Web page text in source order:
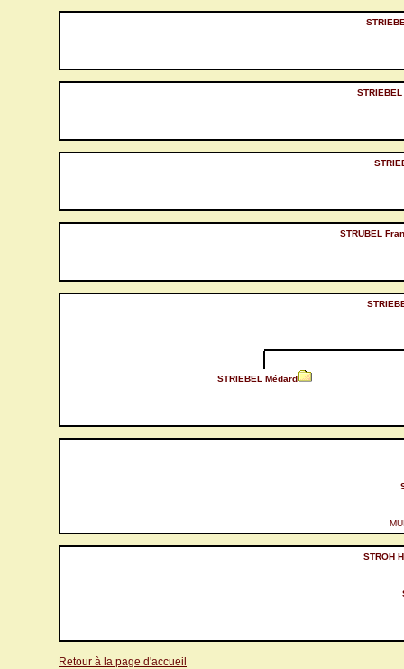
STRUBEL
STRIEBEL Médard
STROH
Retour à la page d'accueil